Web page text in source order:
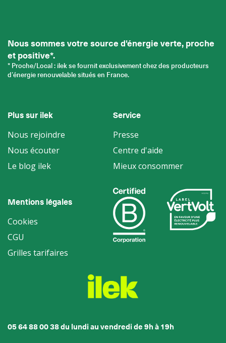
Nous sommes votre source d'énergie verte, proche
et positive*.
* Proche/Local : ilek se fournit exclusivement chez des producteurs
d’énergie renouvelable situés en France.
Plus sur ilek
Nous rejoindre
Nous écouter
Le blog ilek
Service
Presse
Centre d'aide
Mieux consommer
Mentions légales
Cookies
CGU
Grilles tarifaires
05 64 88 00 38 du lundi au vendredi de 9h à 19h